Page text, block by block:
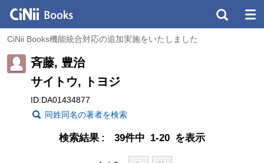
CiNii Books機能統合対応の追加実施をいたしました
斉藤, 豊治
サイトウ, トヨジ
ID:DA01434877
同姓同名の著者を検索
検索結果 39件中 1-20 を表示